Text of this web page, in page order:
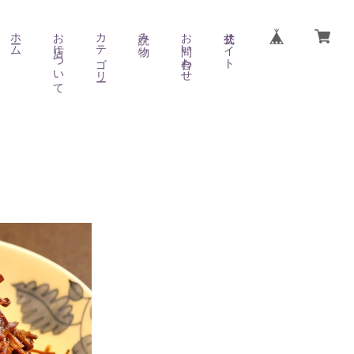
ホーム お店について カテゴリー 読み物 お問い合わせ 公式サイト